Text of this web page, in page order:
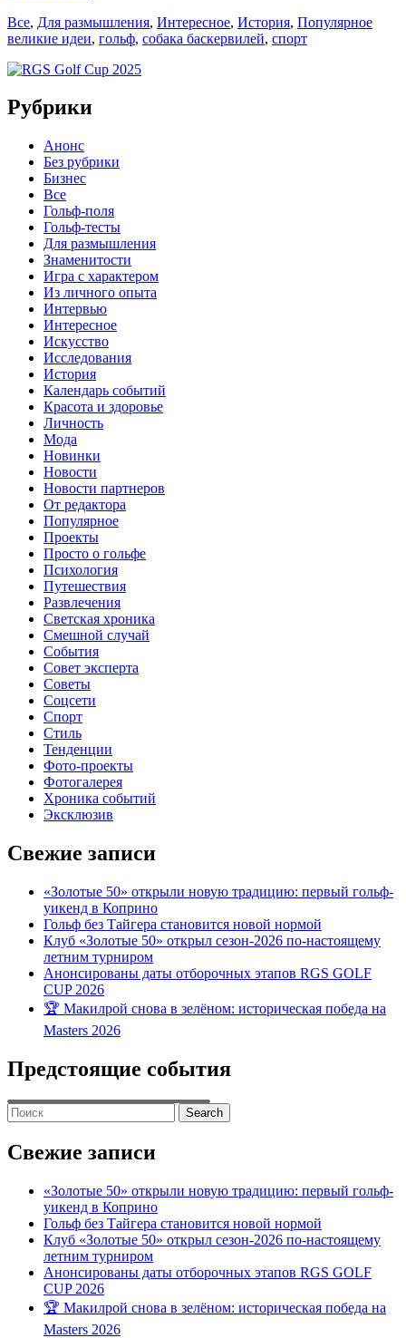
Categories
Все, Для размышления, Интересное, История, ПопулярноеTags
великие идеи, гольф, собака баскервилей, спорт
Рубрики
Анонс
Без рубрики
Бизнес
Все
Гольф-поля
Гольф-тесты
Для размышления
Знаменитости
Игра с характером
Из личного опыта
Интервью
Интересное
Искусство
Исследования
История
Календарь событий
Красота и здоровье
Личность
Мода
Новинки
Новости
Новости партнеров
От редактора
Популярное
Проекты
Просто о гольфе
Психология
Путешествия
Развлечения
Светская хроника
Смешной случай
События
Совет эксперта
Советы
Соцсети
Спорт
Стиль
Тенденции
Фото-проекты
Фотогалерея
Хроника событий
Эксклюзив
Свежие записи
«Золотые 50» открыли новую традицию: первый гольф-
уикенд в Коприно
Гольф без Тайгера становится новой нормой
Клуб «Золотые 50» открыл сезон-2026 по-настоящему
летним турниром
Анонсированы даты отборочных этапов RGS GOLF
CUP 2026
🏆 Макилрой снова в зелёном: историческая победа на
Masters 2026
Предстоящие события
Search
for:
Свежие записи
«Золотые 50» открыли новую традицию: первый гольф-
уикенд в Коприно
Гольф без Тайгера становится новой нормой
Клуб «Золотые 50» открыл сезон-2026 по-настоящему
летним турниром
Анонсированы даты отборочных этапов RGS GOLF
CUP 2026
🏆 Макилрой снова в зелёном: историческая победа на
Masters 2026